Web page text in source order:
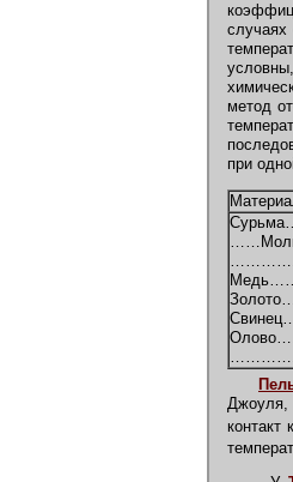
случаях
метод
при
Джоуля,
контакт